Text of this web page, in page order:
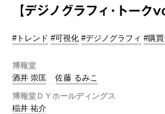
【デジノグラフィ･トーク
#トレンド #可視化 #デジノグラフィ #購
博報堂
酒井 崇匡
佐藤 るみこ
博報堂ＤＹホールディングス
稲井 祐介